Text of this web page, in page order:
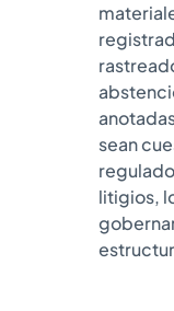
sean
litigios,